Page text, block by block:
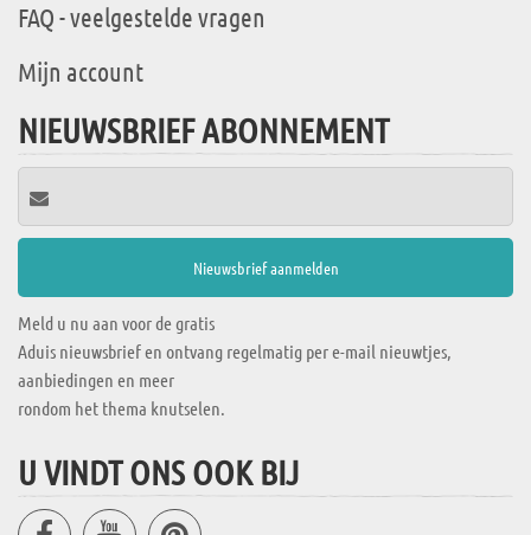
FAQ - veelgestelde vragen
Mijn account
NIEUWSBRIEF ABONNEMENT
Meld u nu aan voor de gratis
Aduis nieuwsbrief en ontvang regelmatig per e-mail nieuwtjes,
aanbiedingen en meer
rondom het thema knutselen.
U VINDT ONS OOK BIJ